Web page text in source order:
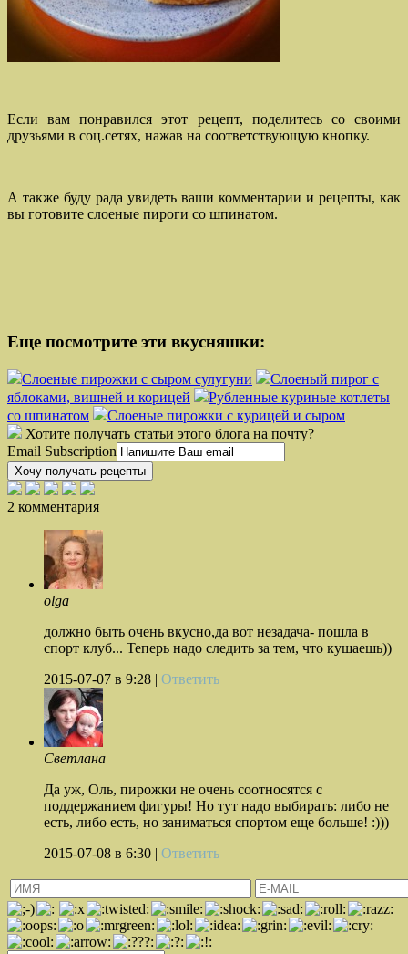
Если вам понравился этот рецепт, поделитесь со своими
друзьями в соц.сетях, нажав на соответствующую кнопку.
А также буду рада увидеть ваши комментарии и рецепты, как
вы готовите слоеные пироги со шпинатом.
Еще посмотрите эти вкусняшки:
Слоеные пирожки с сыром сулугуни
Слоеный пирог с
яблоками, вишней и корицей
Рубленные куриные котлеты
со шпинатом
Слоеные пирожки с курицей и сыром
Хотите получать статьи этого блога на почту?
Email Subscription
Хочу получать рецепты
2 комментария
olga
должно быть очень вкусно,да вот незадача- пошла в
спорт клуб... Теперь надо следить за тем, что кушаешь))
2015-07-07 в 9:28 | Ответить
Светлана
Да уж, Оль, пирожки не очень соотносятся с
поддержанием фигуры! Но тут надо выбирать: либо не
есть, либо есть, но заниматься спортом еще больше! :)))
2015-07-08 в 6:30 | Ответить